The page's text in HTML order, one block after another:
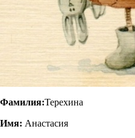
Фамилия:Терехина
Имя: Анастасия